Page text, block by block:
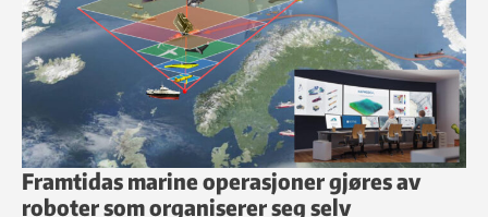
Framtidas marine operasjoner gjøres av
roboter som organiserer seg selv